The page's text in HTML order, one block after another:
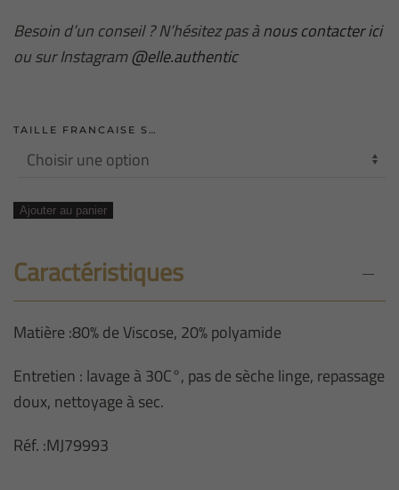
Besoin d’un conseil ? N’hésitez pas ànous contacter ici
ou sur Instagram@elle.authentic
TAILLE FRANCAISE S…
quantité
GILET
FIN
Ajouter au panier
Caractéristiques
Matière :80% de Viscose, 20% polyamide
Entretien : lavage à 30C°, pas de sèche linge, repassage
doux, nettoyage à sec.
Réf. :MJ79993